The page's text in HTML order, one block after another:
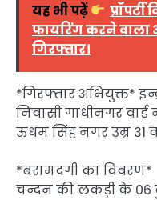
यह भी पढ़ें
फायरिंग करने वाला
गिरफ्तार।
*गिरफ्तार अभियुक्त*
निवासी गांधीनगर
ऊधम सिंह नगर उम्र 31
*बरामदगी का विवरण*
चन्दन की लकड़ी के 06